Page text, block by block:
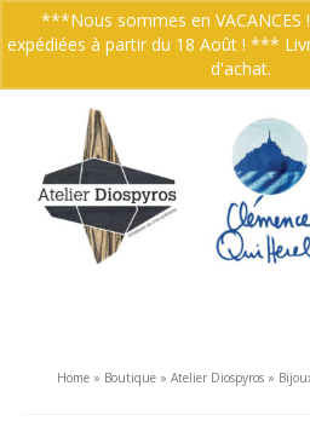
Votre panier 0.00
Home » Boutique » Atelier Diospyros »
***Nous sommes en VACANCES
expédiées à partir du 18 Août ! ***
d'achat.